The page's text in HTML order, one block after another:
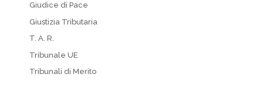
Giudice di Pace
Giustizia Tributaria
T. A. R.
Tribunale UE
Tribunali di Merito